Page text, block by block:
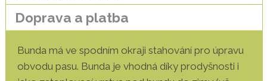
Doprava a platba
Bunda má ve spodním okraji stahování pro úpravu
obvodu pasu. Bunda je vhodná díky prodyšnosti i